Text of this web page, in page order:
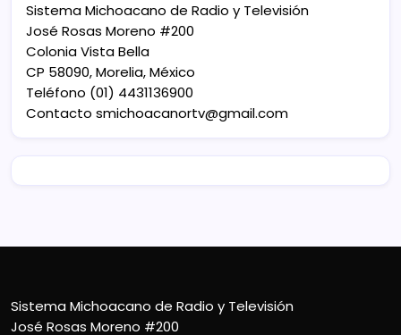
Sistema Michoacano de Radio y Televisión
José Rosas Moreno #200
Colonia Vista Bella
CP 58090, Morelia, México
Teléfono (01) 4431136900
Contacto smichoacanortv@gmail.com
Sistema Michoacano de Radio y Televisión
José Rosas Moreno #200